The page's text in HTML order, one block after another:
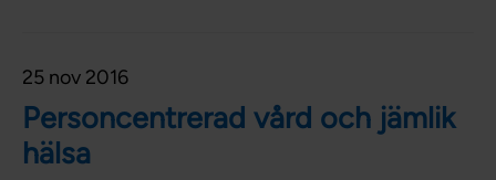
25 nov 2016
Personcentrerad vård och jämlik
hälsa